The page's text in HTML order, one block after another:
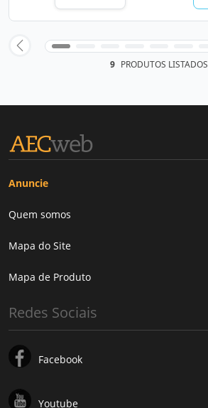
9 PRODUTOS LISTADOS
Anuncie
Quem somos
Mapa do Site
Mapa de Produto
Redes Sociais
Facebook
Youtube